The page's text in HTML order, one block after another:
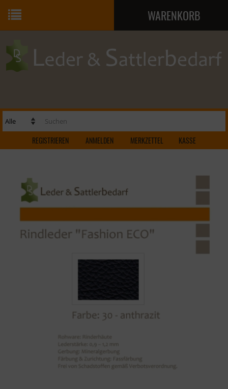
WARENKORB
REGISTRIEREN ANMELDEN MERKZETTEL KASSE